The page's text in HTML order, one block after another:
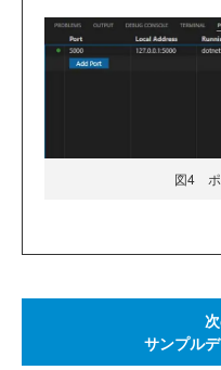
図4 ポ
サンプル